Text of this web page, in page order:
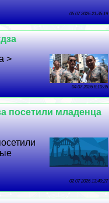
05 07 2026 21:35:19
>
04 07 2026 8:10:35
посетили младенца
02 07 2026 13:40:27